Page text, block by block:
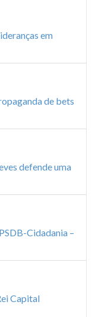
em
de bets
defende uma
Cidadania –
Capital